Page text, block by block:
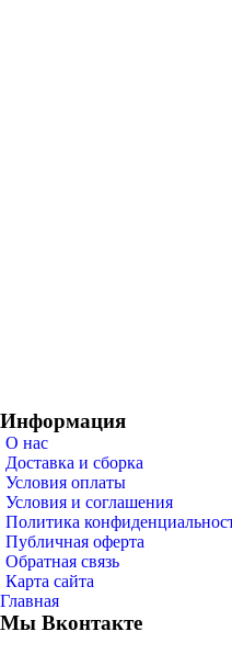
Информация
О нас
Доставка и сборка
Условия оплаты
Условия и соглашения
Политика
Публичная оферта
Обратная связь
Карта сайта
Главная
Мы Вконтакте